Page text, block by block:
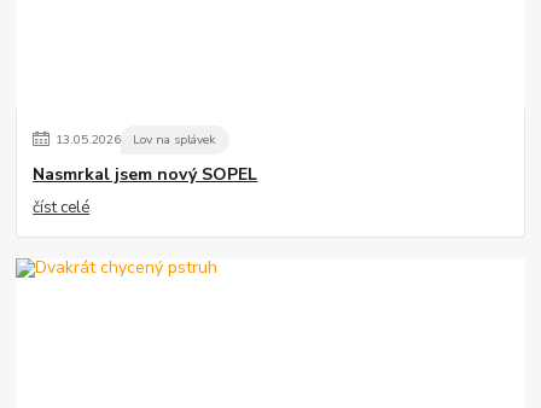
13.05.2026 Lov na splávek
Nasmrkal jsem nový SOPEL
číst celé